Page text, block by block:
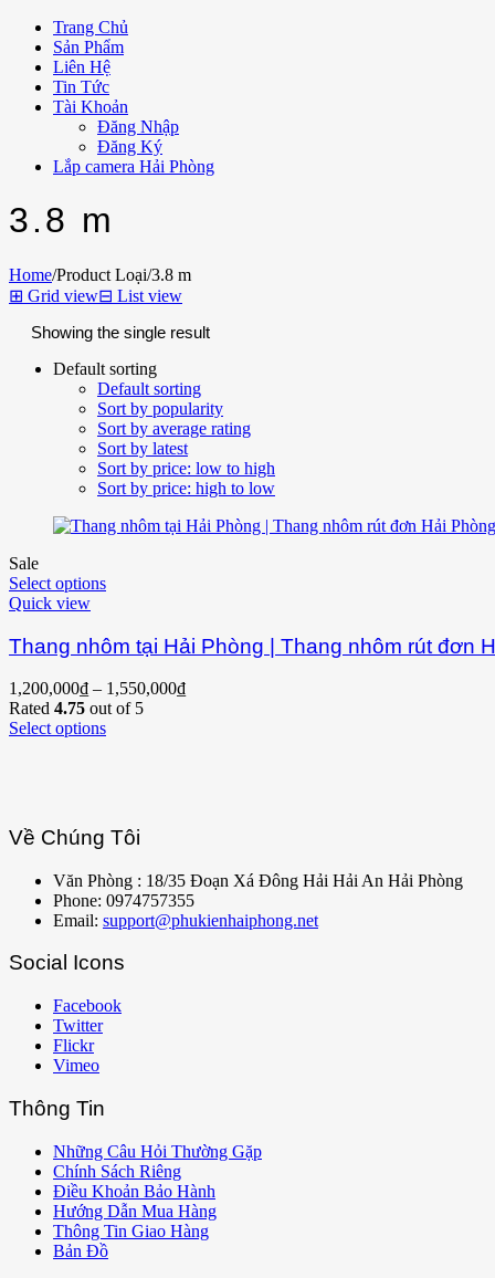
Trang Chủ
Sản Phẩm
Liên Hệ
Tin Tức
Tài Khoản
Đăng Nhập
Đăng Ký
Lắp camera Hải Phòng
3.8 m
Home/Product Loại/3.8 m
⊞ Grid view⊟ List view
Showing the single result
Default sorting
Default sorting
Sort by popularity
Sort by average rating
Sort by latest
Sort by price: low to high
Sort by price: high to low
Sale
Select options
Quick view
Thang nhôm tại Hải Phòng | Thang nhôm rút đơn
1,200,000₫ – 1,550,000₫
Rated 4.75 out of 5
Select options
Về Chúng Tôi
Văn Phòng : 18/35 Đoạn Xá Đông Hải Hải An Hải Phòng
Phone: 0974757355
Email: support@phukienhaiphong.net
Social Icons
Facebook
Twitter
Flickr
Vimeo
Thông Tin
Những Câu Hỏi Thường Gặp
Chính Sách Riêng
Điều Khoản Bảo Hành
Hướng Dẫn Mua Hàng
Thông Tin Giao Hàng
Bản Đồ